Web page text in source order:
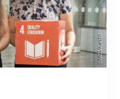
©MCI/Kiechl